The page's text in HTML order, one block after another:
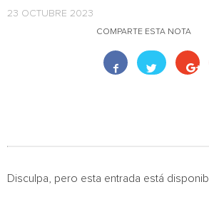
23 OCTUBRE 2023
COMPARTE ESTA NOTA
Disculpa, pero esta entrada está